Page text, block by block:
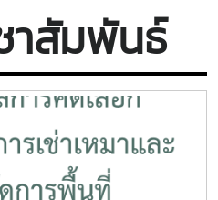
รามยาเสพติด (ป.ป.ส.) ซึ่งได้ร่วม
ที่ ประกอบด้วย1.โรงเรือนฟาร์ม
ด้านนวัตกรรมทางการเกษตร
นย์ทดสอบ วิจัยและพัฒนากัญชง
รเกษตร4.ศูนย์บริการวิชาการด้าน
าร 60 ปี แม่โจ้ คณะ
โนโลยีชีวภาพทางพืช อาคารจุฬา
อาคารวิศวกรรม คณะ
ร7.อาคารสาขาวิชาพืชผัก คณะ
าสัมพันธ์